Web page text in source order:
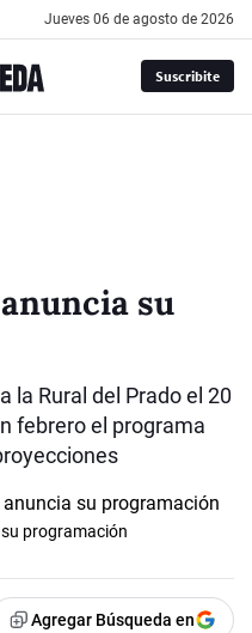
jueves 06 de agosto de 2026
Suscribite
su
la Rural del Prado el 20
febrero el programa
programación
Agregar Búsqueda en